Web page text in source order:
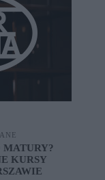
MATURY?
KURSY